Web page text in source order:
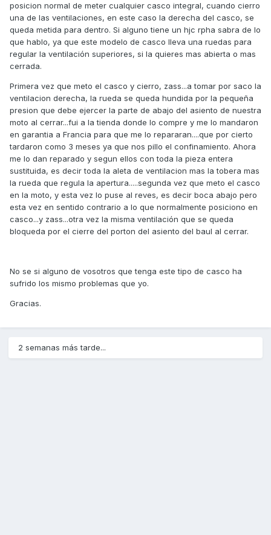
posicion normal de meter cualquier casco integral, cuando cierro
una de las ventilaciones, en este caso la derecha del casco, se
queda metida para dentro. Si alguno tiene un hjc rpha sabra de lo
que hablo, ya que este modelo de casco lleva una ruedas para
regular la ventilación superiores, si la quieres mas abierta o mas
cerrada.
Primera vez que meto el casco y cierro, zass...a tomar por saco la
ventilacion derecha, la rueda se queda hundida por la pequeña
presion que debe ejercer la parte de abajo del asiento de nuestra
moto al cerrar...fui a la tienda donde lo compre y me lo mandaron
en garantia a Francia para que me lo repararan....que por cierto
tardaron como 3 meses ya que nos pillo el confinamiento. Ahora
me lo dan reparado y segun ellos con toda la pieza entera
sustituida, es decir toda la aleta de ventilacion mas la tobera mas
la rueda que regula la apertura.....segunda vez que meto el casco
en la moto, y esta vez lo puse al reves, es decir boca abajo pero
esta vez en sentido contrario a lo que normalmente posiciono en
casco...y zass...otra vez la misma ventilación que se queda
bloqueda por el cierre del porton del asiento del baul al cerrar.
No se si alguno de vosotros que tenga este tipo de casco ha
sufrido los mismo problemas que yo.
Gracias.
2 semanas más tarde...